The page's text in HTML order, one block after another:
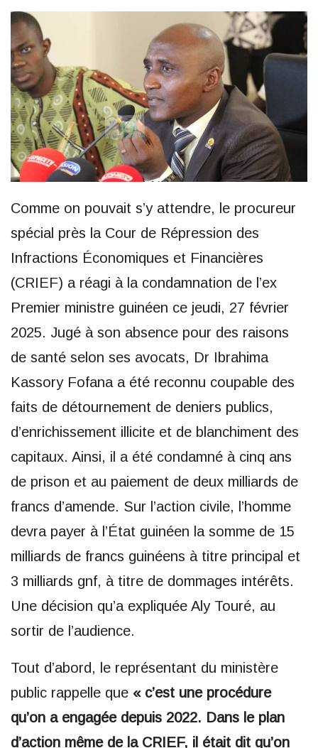
Comme on pouvait s’y attendre, le procureur
spécial près la Cour de Répression des
Infractions Économiques et Financières
(CRIEF) a réagi à la condamnation de l’ex
Premier ministre guinéen ce jeudi, 27 février
2025. Jugé à son absence pour des raisons
de santé selon ses avocats, Dr Ibrahima
Kassory Fofana a été reconnu coupable des
faits de détournement de deniers publics,
d’enrichissement illicite et de blanchiment des
capitaux. Ainsi, il a été condamné à cinq ans
de prison et au paiement de deux milliards de
francs d’amende. Sur l’action civile, l’homme
devra payer à l’État guinéen la somme de 15
milliards de francs guinéens à titre principal et
3 milliards gnf, à titre de dommages intérêts.
Une décision qu’a expliquée Aly Touré, au
sortir de l’audience.
Tout d’abord, le représentant du ministère
public rappelle que « c’est une procédure
qu’on a engagée depuis 2022. Dans le plan
d’action même de la CRIEF, il était dit qu’on